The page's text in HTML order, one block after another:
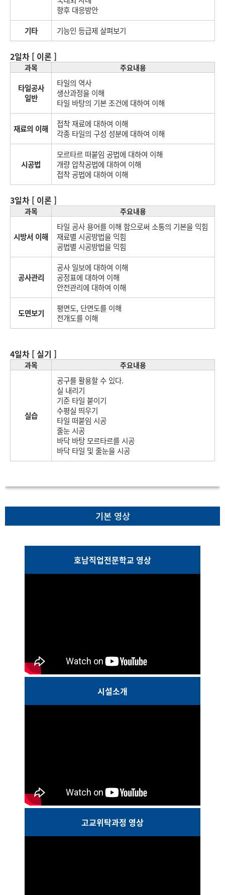
향후 대응방안
기타
기능인 등급제 살펴보기
2일차 [ 이론 ]
과목 주요내용
타일공사
일반
타일의 역사
생산과정을 이해
타일 바탕의 기본 조건에 대하여 이해
재료의 이해
접착 재료에 대하여 이해
각종 타일의 구성 성분에 대하여 이해
시공법
모르타르 떠붙임 공법에 대하여 이해
개량 압착공법에 대하여 이해
접착 공법에 대하여 이해
3일차 [ 이론 ]
과목 주요내용
시방서 이해
타일 공사 용어를 이해 함으로써 소통의 기본을 익힘
재료별 시공방법을 익힘
공법별 시공방법을 익힘
공사관리
공사 일보에 대하여 이해
공정표에 대하여 이해
안전관리에 대하여 이해
도면보기
평면도, 단면도를 이해
전개도를 이해
4일차 [ 실기 ]
과목 주요내용
실습
공구를 활용할 수 있다.
실 내리기
기준 타일 붙이기
수평실 띄우기
타일 떠붙임 시공
줄눈 시공
바닥 바탕 모르타르를 시공
바닥 타일 및 줄눈을 시공
기본 영상
호남직업전문학교 영상
시설소개
고교위탁과정 영상